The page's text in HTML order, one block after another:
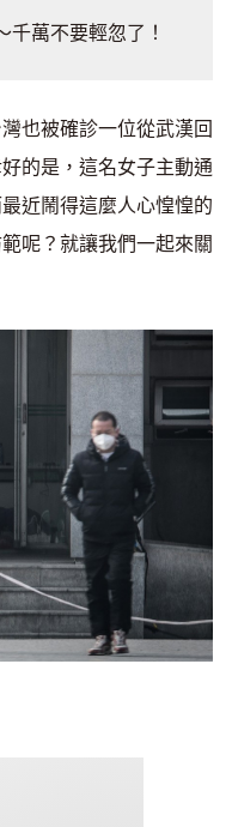
萬不要輕忽了！
也被確診一位從武漢回
的是，這名女子主動通
近鬧得這麼人心惶惶的
呢？就讓我們一起來關